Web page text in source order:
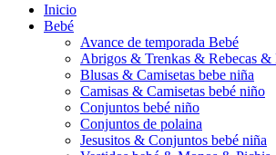
Inicio
Bebé
Avance de temporada Bebé
Abrigos & Trenkas & Rebecas &
Blusas & Camisetas bebe niña
Camisas & Camisetas bebé niño
Conjuntos bebé niño
Conjuntos de polaina
Jesusitos & Conjuntos bebé niña